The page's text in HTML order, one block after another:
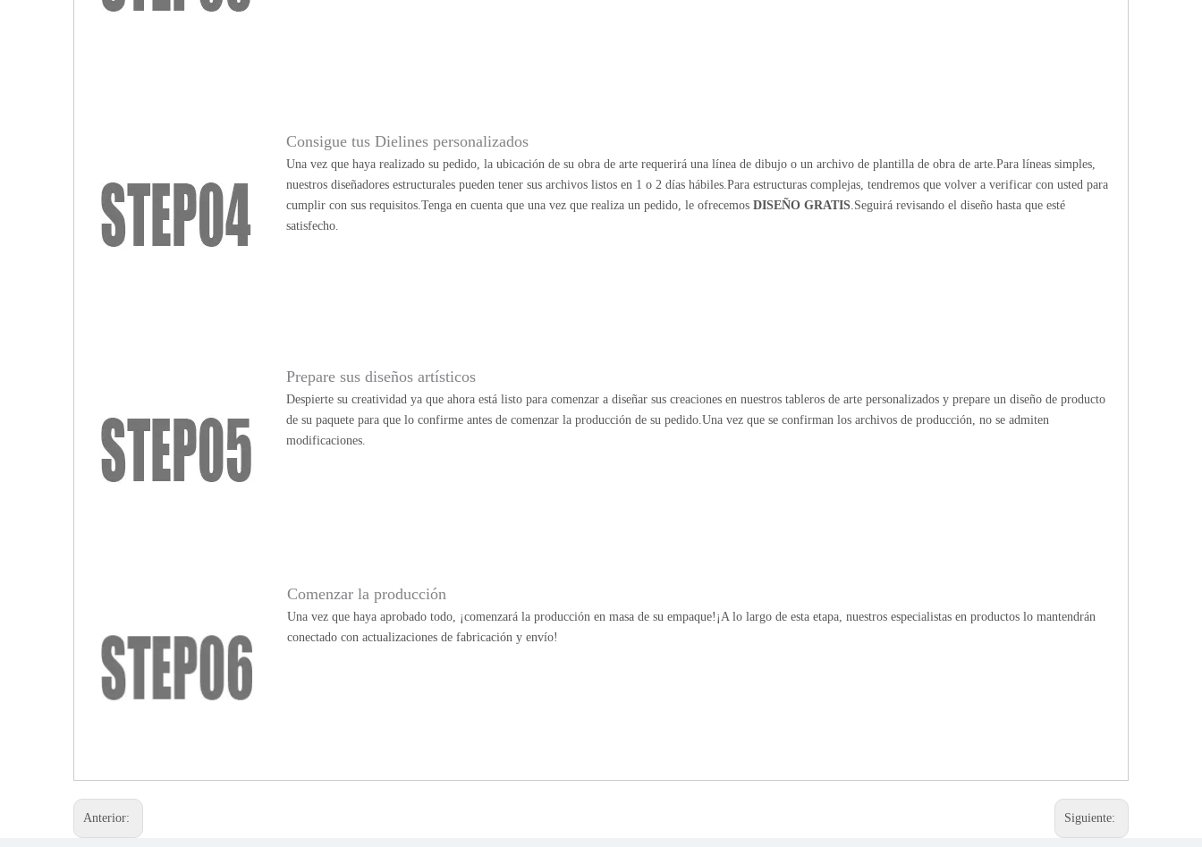
Consigue tus Dielines personalizados
Una vez que haya realizado su pedido, la ubicación de su obra de arte requerirá una línea de dibujo o un archivo de plantilla de obra de arte.Para líneas simples,
nuestros diseñadores estructurales pueden tener sus archivos listos en 1 o 2 días hábiles.Para estructuras complejas, tendremos que volver a verificar con usted para
cumplir con sus requisitos.Tenga en cuenta que una vez que realiza un pedido, le ofrecemosDISEÑO GRATIS .Seguirá revisando el diseño hasta que esté
satisfecho.
Prepare sus diseños artísticos
Despierte su creatividad ya que ahora está listo para comenzar a diseñar sus creaciones en nuestros tableros de arte personalizados y prepare un diseño de producto
de su paquete para que lo confirme antes de comenzar la producción de su pedido.Una vez que se confirman los archivos de producción, no se admiten
modificaciones.
Comenzar la producción
Una vez que haya aprobado todo, ¡comenzará la producción en masa de su empaque!¡A lo largo de esta etapa, nuestros especialistas en productos lo mantendrán
conectado con actualizaciones de fabricación y envío!
Anterior: Siguiente: